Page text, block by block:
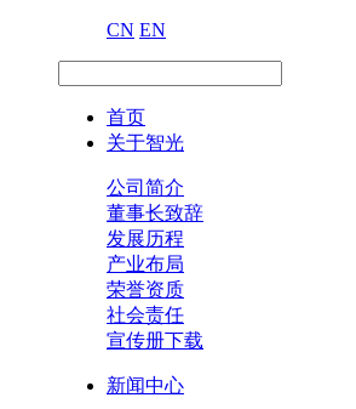
CN EN
首页
关于智光
公司简介
董事长致辞
发展历程
产业布局
荣誉资质
社会责任
宣传册下载
新闻中心